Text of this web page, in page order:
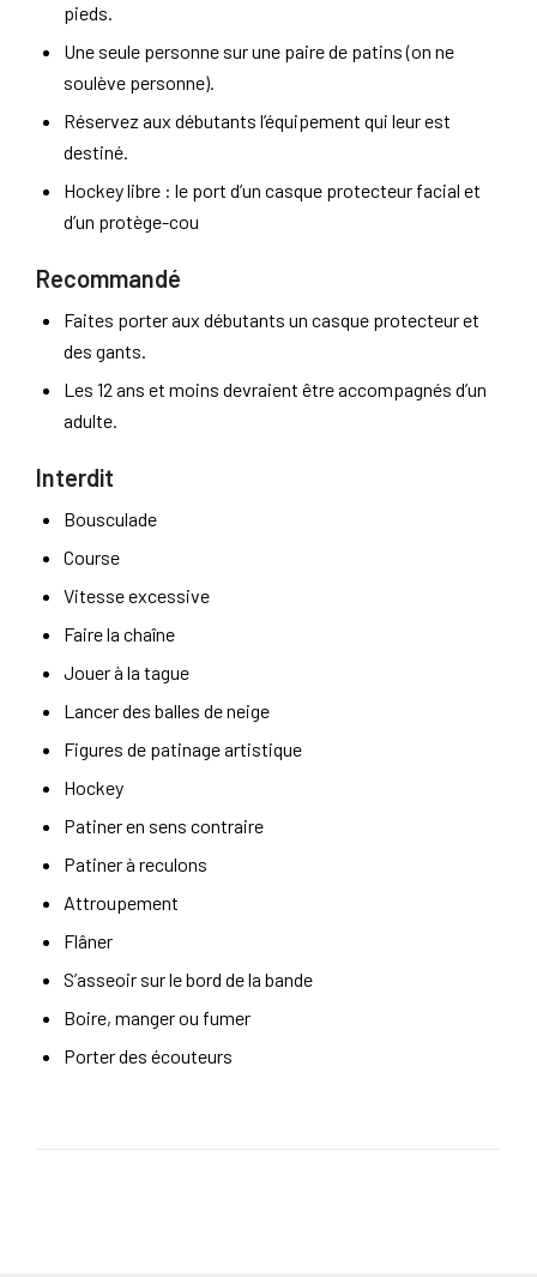
pieds.
Une seule personne sur une paire de patins (on ne
soulève personne).
Réservez aux débutants l’équipement qui leur est
destiné.
Hockey libre : le port d’un casque protecteur facial et
d’un protège-cou
Recommandé
Faites porter aux débutants un casque protecteur et
des gants.
Les 12 ans et moins devraient être accompagnés d’un
adulte.
Interdit
Bousculade
Course
Vitesse excessive
Faire la chaîne
Jouer à la tague
Lancer des balles de neige
Figures de patinage artistique
Hockey
Patiner en sens contraire
Patiner à reculons
Attroupement
Flâner
S’asseoir sur le bord de la bande
Boire, manger ou fumer
Porter des écouteurs